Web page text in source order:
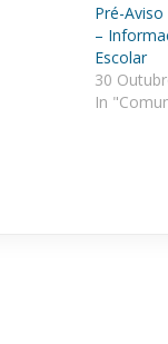
Pré-
–
Escolar
30
In